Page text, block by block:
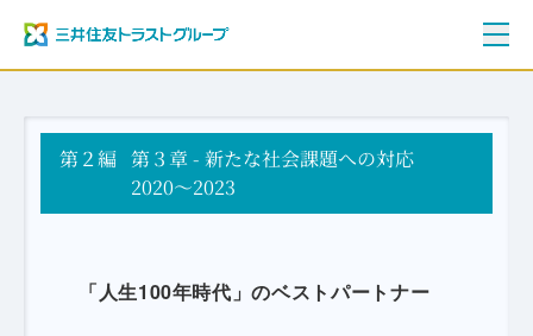
ご挨拶
三井住友トラストグループ100年史
資料編
年表
第２編 第３章 - 新たな社会課題への対応
2020～2023
「人生100年時代」のベストパートナー